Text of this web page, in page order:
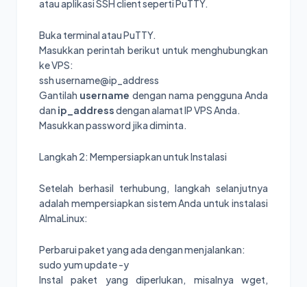
atau aplikasi SSH client seperti PuTTY.
Buka terminal atau PuTTY.
Masukkan perintah berikut untuk menghubungkan
ke VPS:
ssh username@ip_address
Gantilah username dengan nama pengguna Anda
dan ip_addressdengan alamat IP VPS Anda.
Masukkan password jika diminta.
Langkah 2: Mempersiapkan untuk Instalasi
Setelah berhasil terhubung, langkah selanjutnya
adalah mempersiapkan sistem Anda untuk instalasi
AlmaLinux:
Perbarui paket yang ada dengan menjalankan:
sudo yum update -y
Instal paket yang diperlukan, misalnya wget,